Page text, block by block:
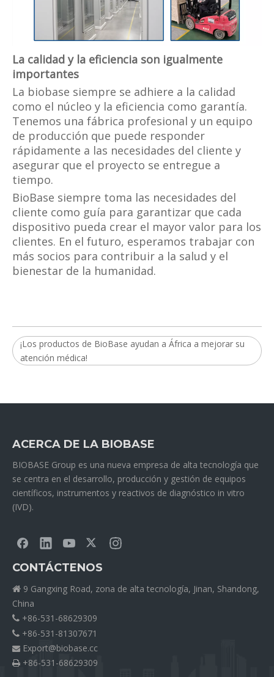
La calidad y la eficiencia son igualmente
importantes
La biobase siempre se adhiere a la calidad
como el núcleo y la eficiencia como garantía.
Tenemos una fábrica profesional y un equipo
de producción que puede responder
rápidamente a las necesidades del cliente y
asegurar que el proyecto se entregue a
tiempo.
BioBase siempre toma las necesidades del
cliente como guía para garantizar que cada
dispositivo pueda crear el mayor valor para los
clientes. En el futuro, esperamos trabajar con
más socios para contribuir a la salud y el
bienestar de la humanidad.
¡Los productos de BioBase ayudan a África a mejorar su
atención médica!
ACERCA DE LA BIOBASE
BIOBASE Group es una nueva empresa de alta tecnología que
se centra en el desarrollo, producción y gestión de equipos
científicos, instrumentos y reactivos de diagnóstico in vitro
(IVD).
CONTÁCTENOS
 9 Gangxing Road, zona de alta tecnología, Jinan, Shandong,
China
 +86-531-68629309
 +86-531-81307671
 Export@biobase.cc
 +86-531-68629309